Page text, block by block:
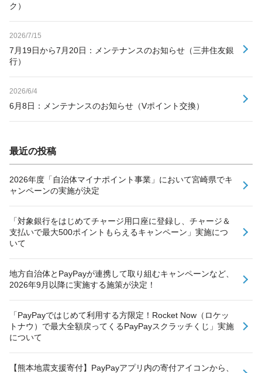
ク）
2026/7/15
7月19日から7月20日：メンテナンスのお知らせ（三井住友銀
行）
2026/6/4
6月8日：メンテナンスのお知らせ（Vポイント交換）
最近の投稿
2026年度「自治体マイナポイント事業」において宮崎県でキ
ャンペーンの実施が決定
「対象銀行をはじめてチャージ用口座に登録し、チャージ＆
支払いで最大500ポイントもらえるキャンペーン」実施につ
いて
地方自治体とPayPayが連携して取り組むキャンペーンなど、
2026年9月以降に実施する施策が決定！
「PayPayではじめて利用する方限定！Rocket Now（ロケッ
トナウ）で最大全額戻ってくるPayPayスクラッチくじ」実施
について
【熊本地震支援寄付】PayPayアプリ内の寄付アイコンから、